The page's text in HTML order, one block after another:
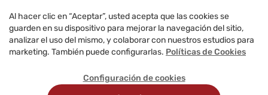
Al hacer clic en “Aceptar”, usted acepta que las cookies se
guarden en su dispositivo para mejorar la navegación del sitio,
analizar el uso del mismo, y colaborar con nuestros estudios para
marketing. También puede configurarlas. Políticas de Cookies
Configuración de cookies